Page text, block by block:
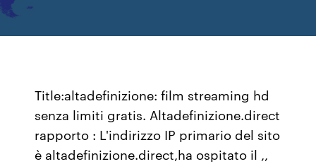
Title:altadefinizione: film streaming hd
senza limiti gratis. Altadefinizione.direct
rapporto : L'indirizzo IP primario del sito
è altadefinizione.direct,ha ospitato il ,,